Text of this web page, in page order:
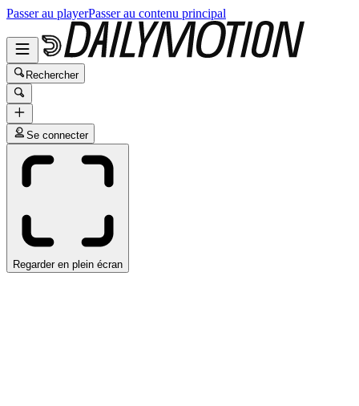
Passer au playerPasser au contenu principal
Rechercher
Se connecter
Regarder en plein écran